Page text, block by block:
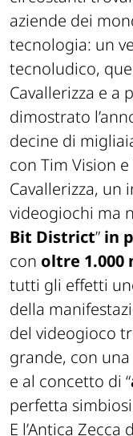
aziende dei
tecnologia: un
tecnoludico,
Cavallerizza e a
dimostrato
decine di
con Tim Vision
Cavallerizza,
videogiochi ma
Bit District” in
con oltre
tutti gli effetti
della
del videogioco
grande, con
e al concetto di “
perfetta
E l’Antica Zecca